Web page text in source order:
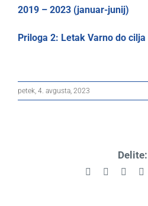
2019 – 2023 (januar-junij)
Priloga 2: Letak Varno do cilja
petek, 4. avgusta, 2023
Delite:
Facebook Reddit